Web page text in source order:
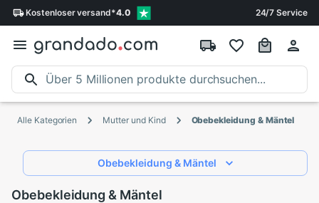
Kostenloserversand*4.0 24/7 Service
Alle Kategorien Mutter und Kind Obebekleidung & Mäntel
Obebekleidung & Mäntel
Obebekleidung & Mäntel